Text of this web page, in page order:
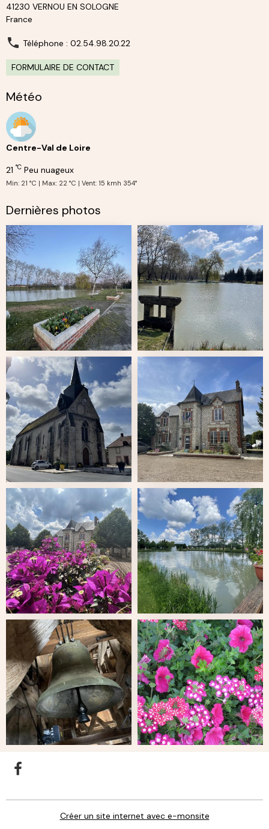
41230 VERNOU EN SOLOGNE
France
Téléphone : 02.54.98.20.22
FORMULAIRE DE CONTACT
Météo
Centre-Val de Loire
21 °C Peu nuageux
Min: 21 °C | Max: 22 °C | Vent: 15 kmh 354°
Dernières photos
Créer un site internet avec e-monsite